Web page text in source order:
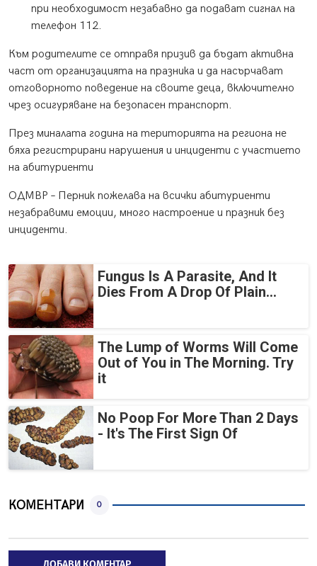
при необходимост незабавно да подават сигнал на
телефон 112.
Към родителите се отправя призив да бъдат активна
част от организацията на празника и да насърчават
отговорното поведение на своите деца, включително
чрез осигуряване на безопасен транспорт.
През миналата година на територията на региона не
бяха регистрирани нарушения и инциденти с участието
на абитуриенти
ОДМВР – Перник пожелава на всички абитуриенти
незабравими емоции, много настроение и празник без
инциденти.
Fungus Is A Parasite, And It
Dies From A Drop Of Plain...
The Lump of Worms Will Come
Out of You in The Morning. Try
it
No Poop For More Than 2 Days
- It's The First Sign Of
КОМЕНТАРИ 0